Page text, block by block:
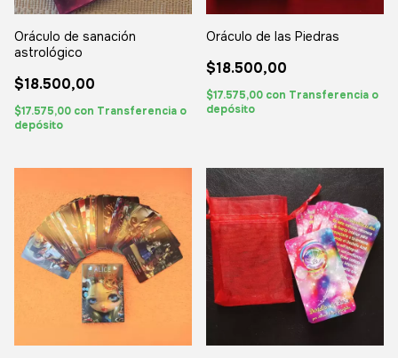
Oráculo de sanación
astrológico
$18.500,00
$17.575,00 con Transferencia o
depósito
Oráculo de las Piedras
$18.500,00
$17.575,00 con Transferencia o
depósito